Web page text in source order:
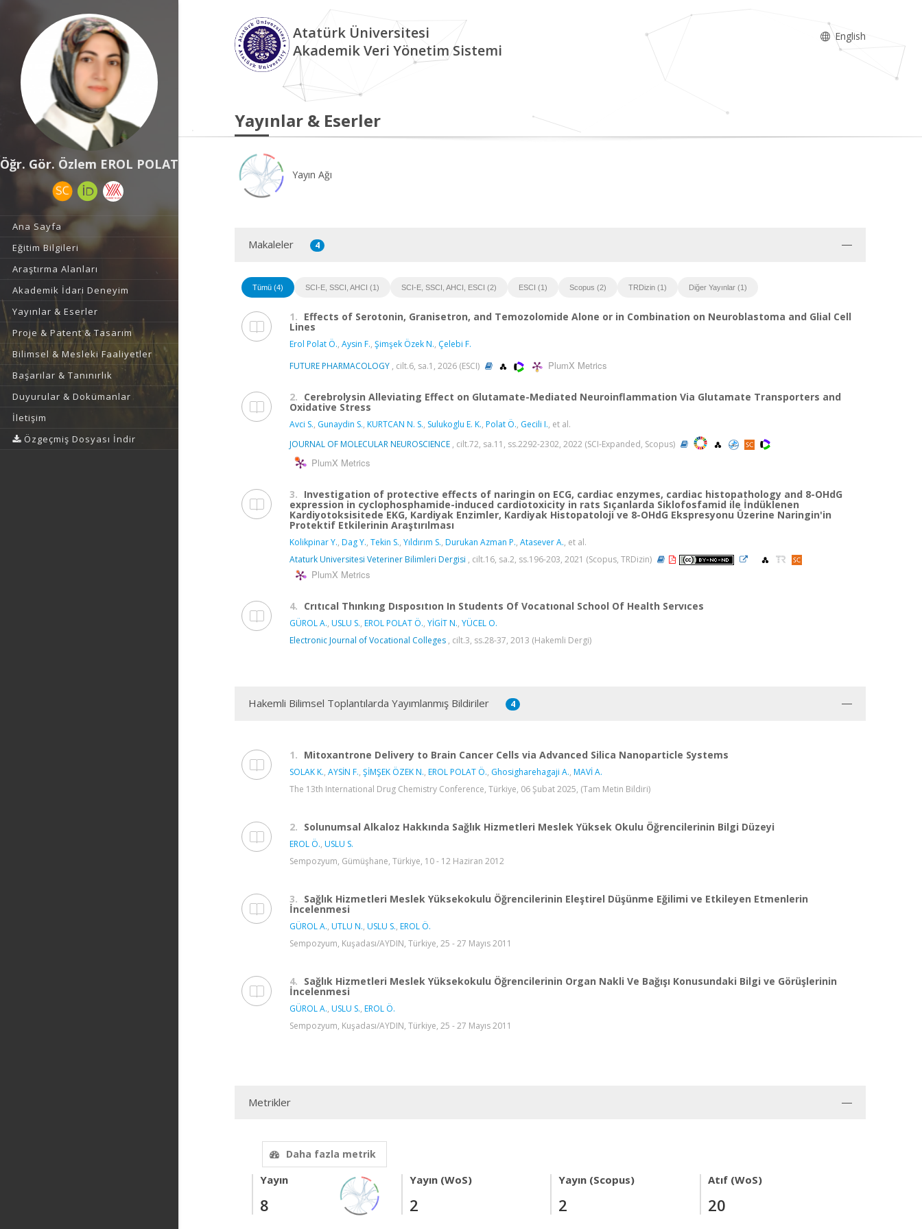
Öğr. Gör. Özlem EROL POLAT
Ana Sayfa
Eğitim Bilgileri
Araştırma Alanları
Akademik İdari Deneyim
Yayınlar & Eserler
Proje & Patent & Tasarım
Bilimsel & Mesleki Faaliyetler
Başarılar & Tanınırlık
Duyurular & Dokümanlar
İletişim
Özgeçmiş Dosyası İndir
Atatürk Üniversitesi
Akademik Veri Yönetim Sistemi
English
Yayınlar & Eserler
Yayın Ağı
Makaleler 4
Tümü (4) SCI-E, SSCI, AHCI (1) SCI-E, SSCI, AHCI, ESCI (2) ESCI (1) Scopus (2) TRDizin (1) Diğer Yayınlar (1)
1. Effects of Serotonin, Granisetron, and Temozolomide Alone or in Combination on Neuroblastoma and Glial Cell
Lines
Erol Polat Ö., Aysin F., Şimşek Özek N., Çelebi F.
FUTURE PHARMACOLOGY , cilt.6, sa.1, 2026 (ESCI) PlumX Metrics
2. Cerebrolysin Alleviating Effect on Glutamate-Mediated Neuroinflammation Via Glutamate Transporters and
Oxidative Stress
Avci S., Gunaydin S., KURTCAN N. S., Sulukoglu E. K., Polat Ö., Gecili I., et al.
JOURNAL OF MOLECULAR NEUROSCIENCE , cilt.72, sa.11, ss.2292-2302, 2022 (SCI-Expanded, Scopus)
PlumX Metrics
3. Investigation of protective effects of naringin on ECG, cardiac enzymes, cardiac histopathology and 8-OHdG
expression in cyclophosphamide-induced cardiotoxicity in rats Sıçanlarda Siklofosfamid ile İndüklenen
Kardiyotoksisitede EKG, Kardiyak Enzimler, Kardiyak Histopatoloji ve 8-OHdG Ekspresyonu Üzerine Naringin'in
Protektif Etkilerinin Araştırılması
Kolikpinar Y., Dag Y., Tekin S., Yıldırım S., Durukan Azman P., Atasever A., et al.
Ataturk Universitesi Veteriner Bilimleri Dergisi , cilt.16, sa.2, ss.196-203, 2021 (Scopus, TRDizin)
PlumX Metrics
4. Crıtıcal Thınkıng Dısposıtıon In Students Of Vocatıonal School Of Health Servıces
GÜROL A., USLU S., EROL POLAT Ö., YİGİT N., YÜCEL O.
Electronic Journal of Vocational Colleges , cilt.3, ss.28-37, 2013 (Hakemli Dergi)
Hakemli Bilimsel Toplantılarda Yayımlanmış Bildiriler 4
1. Mitoxantrone Delivery to Brain Cancer Cells via Advanced Silica Nanoparticle Systems
SOLAK K., AYSİN F., ŞİMŞEK ÖZEK N., EROL POLAT Ö., Ghosigharehagaji A., MAVİ A.
The 13th International Drug Chemistry Conference, Türkiye, 06 Şubat 2025, (Tam Metin Bildiri)
2. Solunumsal Alkaloz Hakkında Sağlık Hizmetleri Meslek Yüksek Okulu Öğrencilerinin Bilgi Düzeyi
EROL Ö., USLU S.
Sempozyum, Gümüşhane, Türkiye, 10 - 12 Haziran 2012
3. Sağlık Hizmetleri Meslek Yüksekokulu Öğrencilerinin Eleştirel Düşünme Eğilimi ve Etkileyen Etmenlerin
İncelenmesi
GÜROL A., UTLU N., USLU S., EROL Ö.
Sempozyum, Kuşadası/AYDIN, Türkiye, 25 - 27 Mayıs 2011
4. Sağlık Hizmetleri Meslek Yüksekokulu Öğrencilerinin Organ Nakli Ve Bağışı Konusundaki Bilgi ve Görüşlerinin
İncelenmesi
GÜROL A., USLU S., EROL Ö.
Sempozyum, Kuşadası/AYDIN, Türkiye, 25 - 27 Mayıs 2011
Metrikler
Daha fazla metrik
Yayın
8
Yayın (WoS)
2
Yayın (Scopus)
2
Atıf (WoS)
20